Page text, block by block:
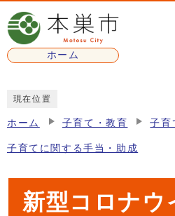
ページの先頭です
ホーム
現在位置
ホーム 子育て・教育 子育
子育てに関する手当・助成
新型コロナウ